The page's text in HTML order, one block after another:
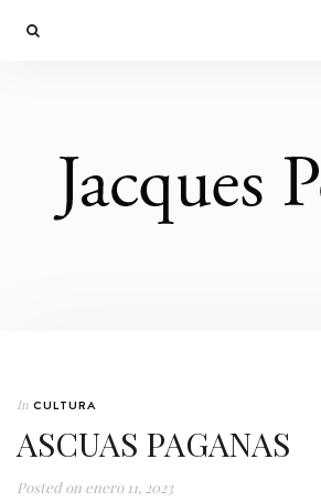
In CULTURA
ASCUAS PAGANAS
Posted on enero 11, 2023